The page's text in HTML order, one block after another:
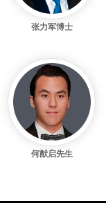
张力军博士
何猷启先生